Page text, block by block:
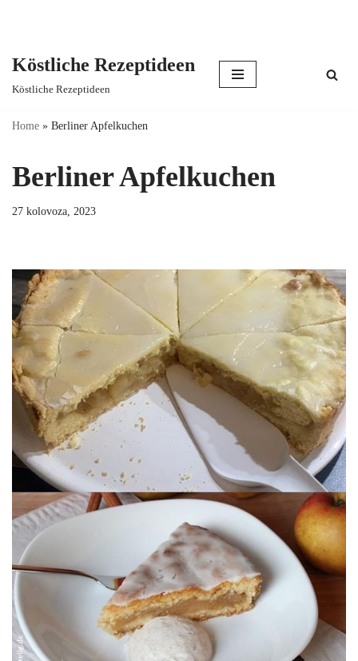
content
Köstliche Rezeptideen
Köstliche Rezeptideen
Home » Berliner Apfelkuchen
Berliner Apfelkuchen
27 kolovoza, 2023